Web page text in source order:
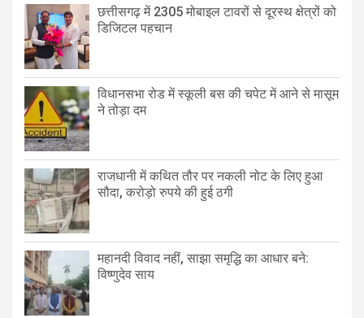
छत्तीसगढ़ में 2305 मोबाइल टावरों से दूरस्थ क्षेत्रों को
डिजिटल पहचान
विधानसभा रोड में स्कूली बस की चपेट में आने से मासूम
ने तोड़ा दम
राजधानी में कथित तौर पर नकली नोट के लिए हुआ
सौदा, करोड़ो रुपये की हुई ठगी
महानदी विवाद नहीं, साझा समृद्धि का आधार बने:
विष्णुदेव साय